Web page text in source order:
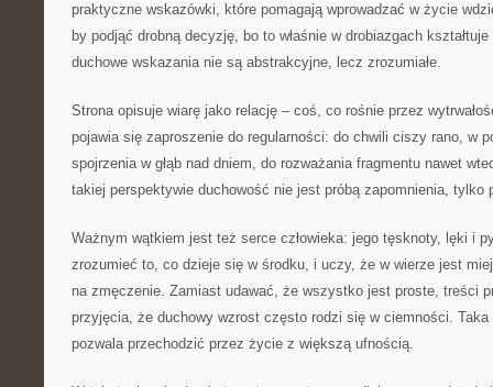
praktyczne wskazówki, które pomagają wprowadzać w życie
by podjąć drobną decyzję, bo to właśnie w drobiazgach
duchowe wskazania nie są abstrakcyjne, lecz zrozumiałe.
Strona opisuje wiarę jako relację – coś, co rośnie przez
pojawia się zaproszenie do regularności: do chwili ciszy rano, w
spojrzenia w głąb nad dniem, do rozważania fragmentu nawet
takiej perspektywie duchowość nie jest próbą zapomnienia, tylko
Ważnym wątkiem jest też serce człowieka: jego tęsknoty, lęki i
zrozumieć to, co dzieje się w środku, i uczy, że w wierze jest
na zmęczenie. Zamiast udawać, że wszystko jest proste, treści
przyjęcia, że duchowy wzrost często rodzi się w ciemności. Taka
pozwala przechodzić przez życie z większą ufnością.